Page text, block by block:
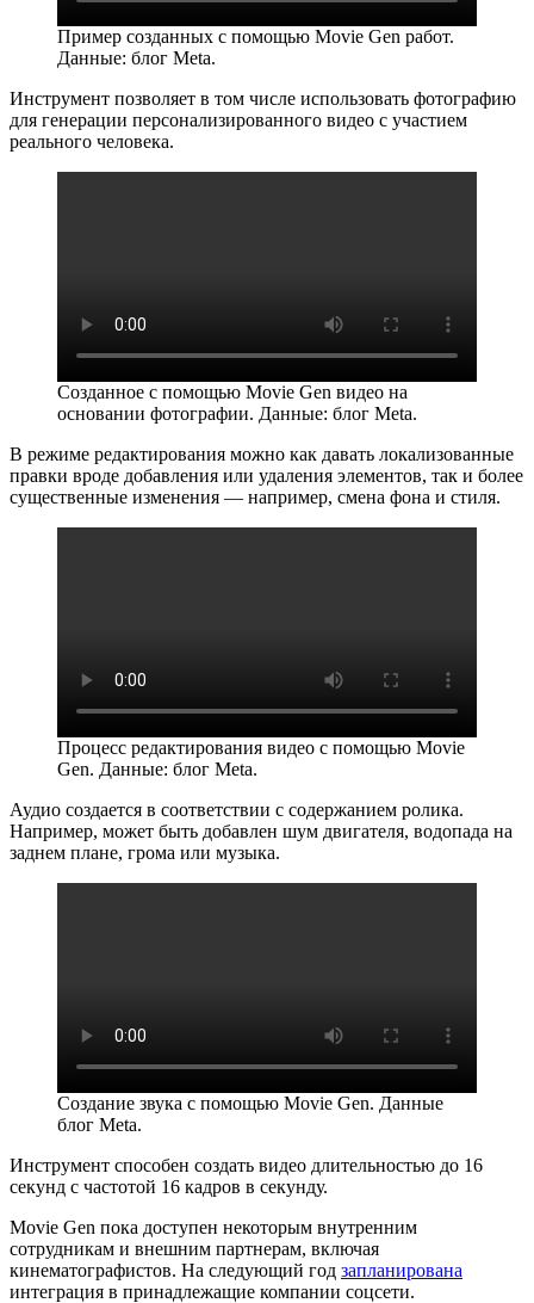
Пример созданных с помощью Movie Gen работ.
Данные: блог Meta.
Инструмент позволяет в том числе использовать фотографию
для генерации персонализированного видео с участием
реального человека.
Созданное с помощью Movie Gen видео на
основании фотографии. Данные: блог Meta.
В режиме редактирования можно как давать локализованные
правки вроде добавления или удаления элементов, так и более
существенные изменения — например, смена фона и стиля.
Процесс редактирования видео с помощью Movie
Gen. Данные: блог Meta.
Аудио создается в соответствии с содержанием ролика.
Например, может быть добавлен шум двигателя, водопада на
заднем плане, грома или музыка.
Создание звука с помощью Movie Gen. Данные
блог Meta.
Инструмент способен создать видео длительностью до 16
секунд с частотой 16 кадров в секунду.
Movie Gen пока доступен некоторым внутренним
сотрудникам и внешним партнерам, включая
кинематографистов. На следующий год запланирована
интеграция в принадлежащие компании соцсети.